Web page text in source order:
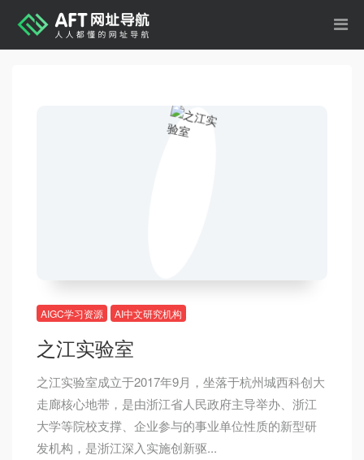
AIGC学习资源 AI中文研究机构
之江实验室
之江实验室成立于2017年9月，坐落于杭州城西科创大
走廊核心地带，是由浙江省人民政府主导举办、浙江
大学等院校支撑、企业参与的事业单位性质的新型研
发机构，是浙江深入实施创新驱...